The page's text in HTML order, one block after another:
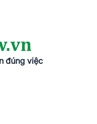
đúng việc